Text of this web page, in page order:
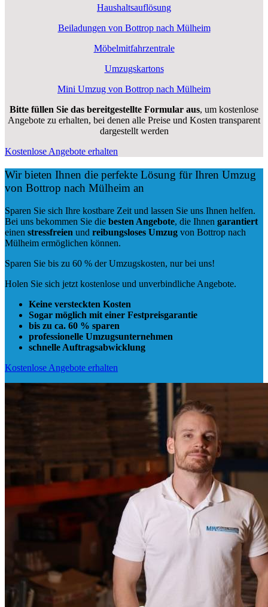
Haushaltsauflösung
Beiladungen von Bottrop nach Mülheim
Möbelmitfahrzentrale
Umzugskartons
Mini Umzug von Bottrop nach Mülheim
Bitte füllen Sie das bereitgestellte Formular aus, um kostenlose
Angebote zu erhalten, bei denen alle Preise und Kosten transparent
dargestellt werden
Kostenlose Angebote erhalten
Wir bieten Ihnen die perfekte Lösung für Ihren Umzug
von Bottrop nach Mülheim an
Sparen Sie sich Ihre kostbare Zeit und lassen Sie uns Ihnen helfen.
Bei uns bekommen Sie die besten Angebote, die Ihnen garantiert
einen stressfreien und reibungsloses Umzug von Bottrop nach
Mülheim ermöglichen können.
Sparen Sie bis zu 60 % der Umzugskosten, nur bei uns!
Holen Sie sich jetzt kostenlose und unverbindliche Angebote.
Keine versteckten Kosten
Sogar möglich mit einer Festpreisgarantie
bis zu ca. 60 % sparen
professionelle Umzugsunternehmen
schnelle Auftragsabwicklung
Kostenlose Angebote erhalten